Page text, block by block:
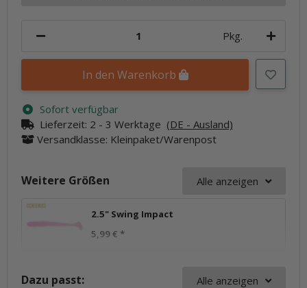
Pkg.
In den Warenkorb
Sofort verfügbar
Lieferzeit: 2 - 3 Werktage (DE - Ausland)
Versandklasse: Kleinpaket/Warenpost
Weitere Größen Alle anzeigen
2.5" Swing Impact
5,99 € *
Dazu passt: Alle anzeigen